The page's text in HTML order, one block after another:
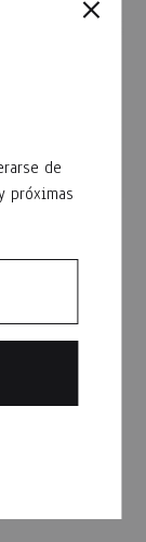
de
próximas